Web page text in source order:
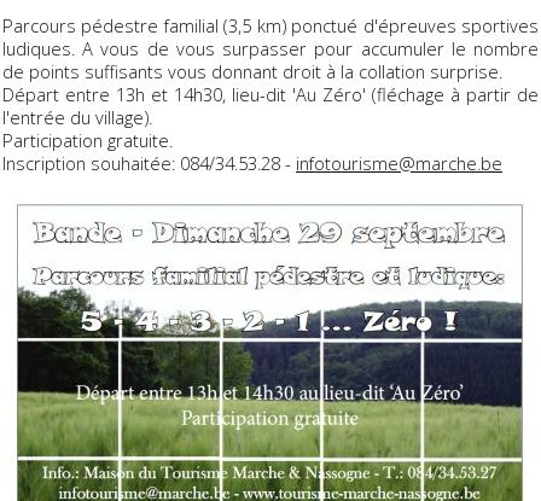
Parcours pédestre familial (3,5 km) ponctué d'épreuves sportives
ludiques. A vous de vous surpasser pour accumuler le nombre
de points suffisants vous donnant droit à la collation surprise.
Départ entre 13h et 14h30, lieu-dit 'Au Zéro' (fléchage à partir de
l'entrée du village).
Participation gratuite.
Inscription souhaitée: 084/34.53.28 - infotourisme@marche.be